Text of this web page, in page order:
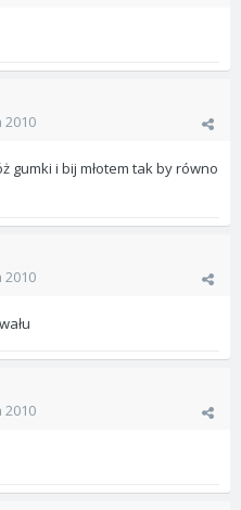
2010
gumki i bij młotem tak by równo
2010
2010